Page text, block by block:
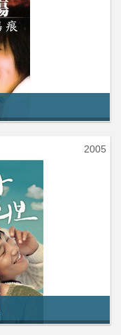
2005